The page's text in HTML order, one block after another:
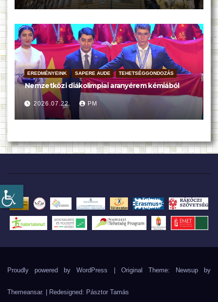
EREDMÉNYEINK SAPERE AUDE TEHETSÉGGONDOZÁS
Nemzetközi diákolimpiai aranyérem kémiából
2026.07.22. PM
Proudly powered by WordPress | Original Theme: Newsup by
Themeansar. | Redesigned: Pásztor Tamás